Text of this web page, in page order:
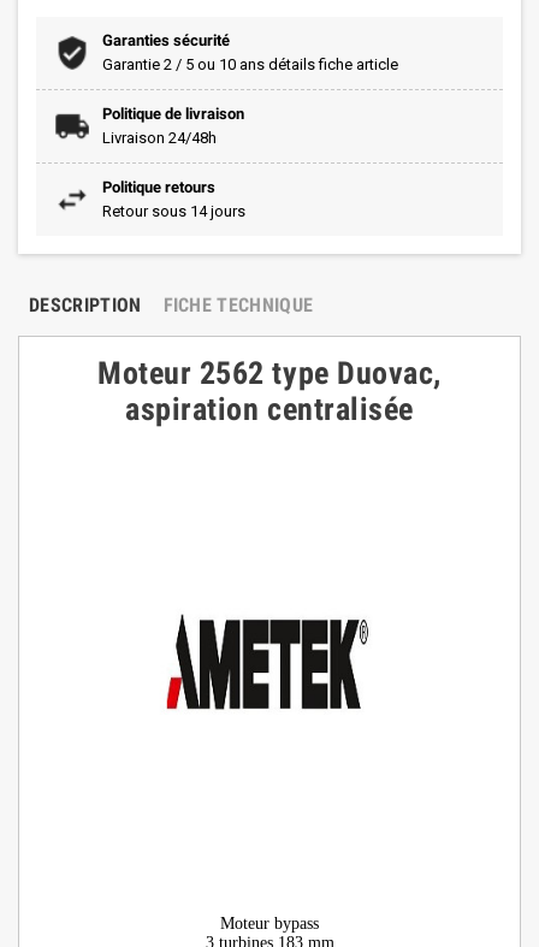
Garanties sécurité
Garantie 2 / 5 ou 10 ans détails fiche article
Politique de livraison
Livraison 24/48h
Politique retours
Retour sous 14 jours
DESCRIPTION FICHE TECHNIQUE
Moteur 2562 type Duovac,
aspiration centralisée
Moteur bypass
3 turbines 183 mm